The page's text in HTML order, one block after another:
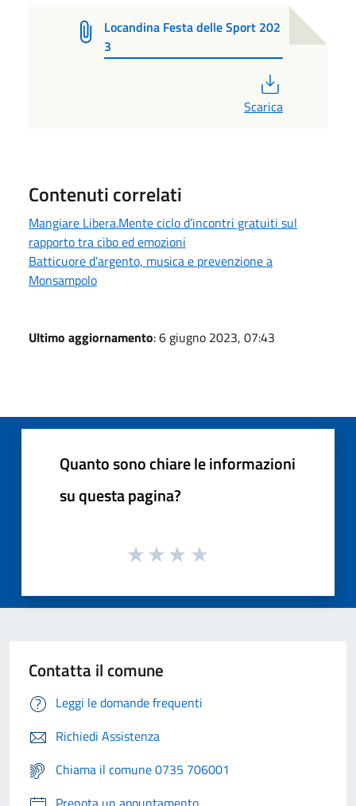
Locandina Festa delle Sport 202
3
Scarica
Contenuti correlati
Mangiare Libera.Mente ciclo d’incontri gratuiti sul
rapporto tra cibo ed emozioni
Batticuore d’argento, musica e prevenzione a
Monsampolo
Ultimo aggiornamento: 6 giugno 2023, 07:43
Quanto sono chiare le informazioni
su questa pagina?
Contatta il comune
Leggi le domande frequenti
Richiedi Assistenza
Chiama il comune 0735 706001